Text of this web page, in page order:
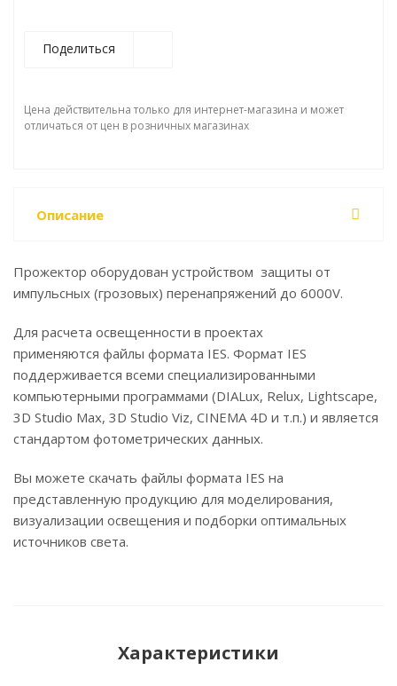
Поделиться
Цена действительна только для интернет-магазина и может
отличаться от цен в розничных магазинах
Описание
Прожектор оборудован устройством защиты от
импульсных (грозовых) перенапряжений до 6000V.
Для расчета освещенности в проектах
применяются файлы формата IES. Формат IES
поддерживается всеми специализированными
компьютерными программами (DIALux, Relux, Lightscape,
3D Studio Max, 3D Studio Viz, CINEMA 4D и т.п.) и является
стандартом фотометрических данных.
Вы можете скачать файлы формата IES на
представленную продукцию для моделирования,
визуализации освещения и подборки оптимальных
источников света.
Характеристики